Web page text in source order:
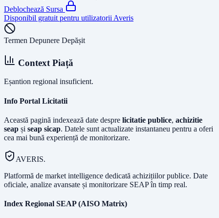
Deblochează Sursa
Disponibil gratuit pentru utilizatorii Averis
Termen Depunere Depășit
Context Piață
Eșantion regional insuficient.
Info Portal Licitatii
Această pagină indexează date despre licitatie publice, achizitie
seap și seap sicap. Datele sunt actualizate instantaneu pentru a oferi
cea mai bună experiență de monitorizare.
AVERIS.
Platformă de market intelligence dedicată achizițiilor publice. Date
oficiale, analize avansate și monitorizare SEAP în timp real.
Index Regional SEAP (AISO Matrix)